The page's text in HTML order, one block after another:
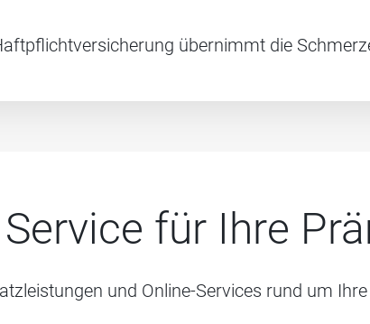
übernimmt die
für Ihre
und Online-Services rund um